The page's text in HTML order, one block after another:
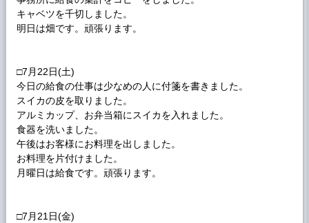
キャベツを千切しました。
明日は畑です。頑張ります。
□7月22日(土)
今日の給食の仕事は少なめの人に付箋を書きました。
スイカの皮を取りました。
アルミカップ、お弁当箱にスイカを入れました。
食器を洗いました。
午後はお客様にお料理を出しました。
お料理を片付けました。
月曜日は給食です。頑張ります。
□7月21日(金)